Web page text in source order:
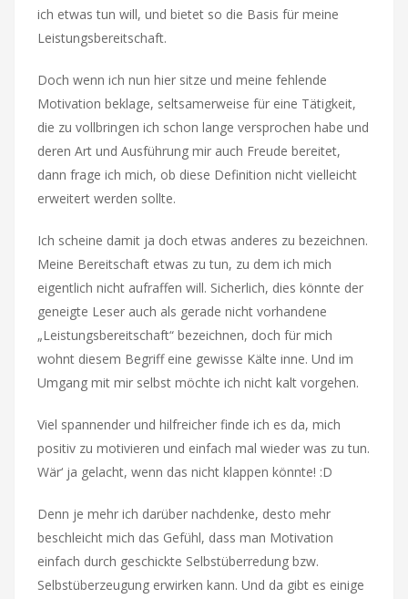
ich etwas tun will, und bietet so die Basis für meine
Leistungsbereitschaft.
Doch wenn ich nun hier sitze und meine fehlende
Motivation beklage, seltsamerweise für eine Tätigkeit,
die zu vollbringen ich schon lange versprochen habe und
deren Art und Ausführung mir auch Freude bereitet,
dann frage ich mich, ob diese Definition nicht vielleicht
erweitert werden sollte.
Ich scheine damit ja doch etwas anderes zu bezeichnen.
Meine Bereitschaft etwas zu tun, zu dem ich mich
eigentlich nicht aufraffen will. Sicherlich, dies könnte der
geneigte Leser auch als gerade nicht vorhandene
„Leistungsbereitschaft“ bezeichnen, doch für mich
wohnt diesem Begriff eine gewisse Kälte inne. Und im
Umgang mit mir selbst möchte ich nicht kalt vorgehen.
Viel spannender und hilfreicher finde ich es da, mich
positiv zu motivieren und einfach mal wieder was zu tun.
Wär‘ ja gelacht, wenn das nicht klappen könnte! :D
Denn je mehr ich darüber nachdenke, desto mehr
beschleicht mich das Gefühl, dass man Motivation
einfach durch geschickte Selbstüberredung bzw.
Selbstüberzeugung erwirken kann. Und da gibt es einige